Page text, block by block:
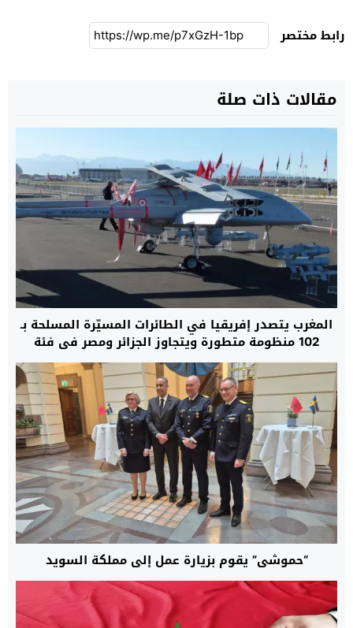
رابط مختصر
مقالات ذات صلة
المغرب يتصدر إفريقيا في الطائرات المسيّرة المسلحة بـ
102 منظومة متطورة ويتجاوز الجزائر ومصر في فئة
“النخبة العسكرية”
“حموشي” يقوم بزيارة عمل إلى مملكة السويد